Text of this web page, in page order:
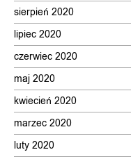
sierpień 2020
lipiec 2020
czerwiec 2020
maj 2020
kwiecień 2020
marzec 2020
luty 2020